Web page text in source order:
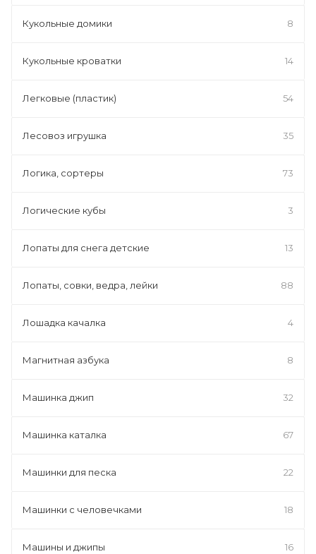
Кукольные домики 8
Кукольные кроватки 14
Легковые (пластик) 54
Лесовоз игрушка 35
Логика, сортеры 73
Логические кубы 3
Лопаты для снега детские 13
Лопаты, совки, ведра, лейки 88
Лошадка качалка 4
Магнитная азбука 8
Машинка джип 32
Машинка каталка 67
Машинки для песка 22
Машинки с человечками 18
Машины и джипы 16